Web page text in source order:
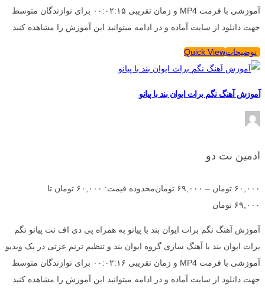
آموزشی با فرمت MP4 و زمان تقریبی ۰۰:۰۲:۱۵ برای نوازندگان متوسط
جهت دانلود از سایت آماده و در ادامه میتوانید این آموزش را مشاهده کنید
توضیحاتQuick View
آموزش آهنگ نگم برات ایوان بند با پیانو
ادمین نت دو
۶۰,۰۰۰ تومان – ۶۹,۰۰۰ تومان
محدوده قیمت: ۶۰,۰۰۰ تومان تا
۶۹,۰۰۰ تومان
آموزش آهنگ نگم برات ایوان بند با پیانو به همراه پی دی اف نت پیانو نگم
برات ایوان بند با آهنگ سازی گروه ایوان بند و تنظیم ترنم عزتی در یک ویدیو
آموزشی با فرمت MP4 و زمان تقریبی ۰۰:۰۲:۱۶ برای نوازندگان متوسط
جهت دانلود از سایت آماده و در ادامه میتوانید این آموزش را مشاهده کنید